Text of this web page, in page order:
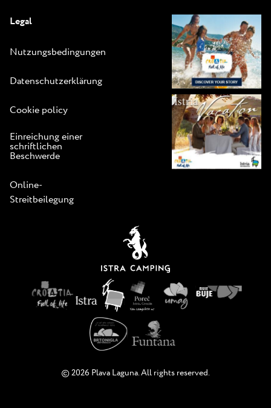
Legal
Nutzungsbedingungen
Datenschutzerklärung
Cookie policy
Einreichung einer
schriftlichen
Beschwerde
Online-
Streitbeilegung
© 2026 Plava Laguna. All rights reserved.